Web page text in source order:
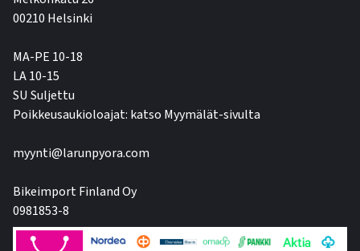
00210 Helsinki
MA-PE 10-18
LA 10-15
SU Suljettu
Poikkeusaukioloajat: katso Myymälät-sivulta
myynti@larunpyora.com
Bikeimport Finland Oy
0981853-8